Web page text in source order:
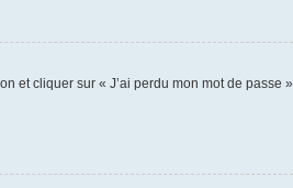
et cliquer sur « J’ai perdu mon mot de passe ».